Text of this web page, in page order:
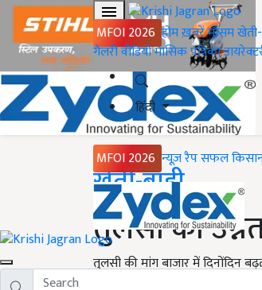
MFOI 2026 होमख़बरेंमौसम
गैलरीवीडियोमासिक पत्रिका
हिंदी
MFOI 2026 न्यूज़ रैपसफल
Home
खेती-बाड़ी
तुलसी की
तुलसी की मांग बाजार में दिनोंदिन